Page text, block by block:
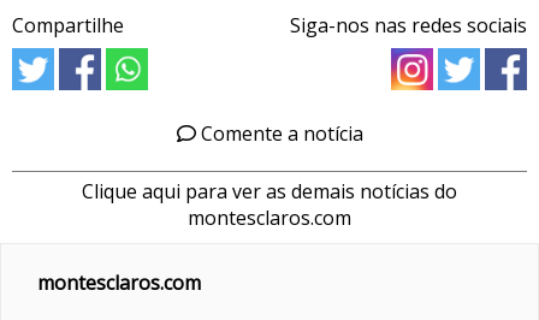
Compartilhe Siga-nos nas redes sociais
Comente a notícia
Clique aqui para ver as demais notícias do
montesclaros.com
montesclaros.com